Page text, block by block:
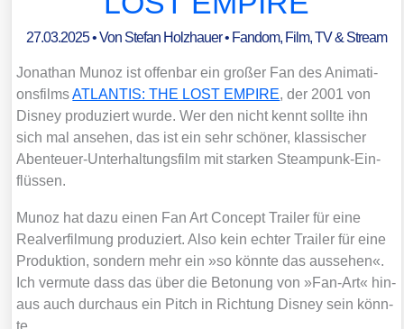
27.03.2025• Von Stefan Holzhauer• Fandom, Film, TV & Stream
Jona­than Munoz ist offen­bar ein gro­ßer Fan des Ani­ma­ti­
ons­filmsATLANTIS: THE LOST EMPIRE, der 2001 von
Dis­ney pro­du­ziert wur­de. Wer den nicht kennt soll­te ihn
sich mal anse­hen, das ist ein sehr schö­ner, klas­si­scher
Aben­teu­er-Unter­hal­tungs­film mit star­ken Steam­punk-Ein­
flüs­sen.
Munoz hat dazu einen Fan Art Con­cept Trai­ler für eine
Real­ver­fil­mung pro­du­ziert. Also kein ech­ter Trai­ler für eine
Pro­duk­ti­on, son­dern mehr ein »so könn­te das aus­se­hen«.
Ich ver­mu­te dass das über die Beto­nung von »Fan-Art« hin­
aus auch durch­aus ein Pitch in Rich­tung Dis­ney sein könn­
te.